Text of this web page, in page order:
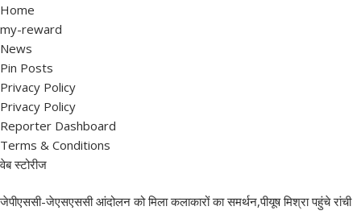
Home
my-reward
News
Pin Posts
Privacy Policy
Privacy Policy
Reporter Dashboard
Terms & Conditions
वेब स्टोरीज
जेपीएससी-जेएसएससी आंदोलन को मिला कलाकारों का समर्थन,पीयूष मिश्रा पहुंचे रांची